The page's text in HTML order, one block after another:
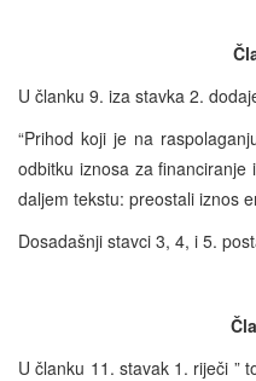
U članku 9. iza stavka 2.
“Prihod koji je na
odbitku iznosa za
daljem tekstu: preostali iznos
Dosadašnji stavci 3, 4, i 5.
U članku 11. stavak 1. riječi ”